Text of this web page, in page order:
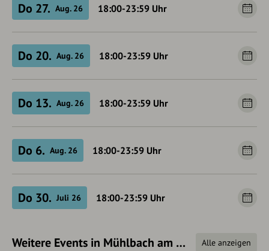
Do 27. Aug. 26 18:00-23:59 Uhr
Do 20. Aug. 26 18:00-23:59 Uhr
Do 13. Aug. 26 18:00-23:59 Uhr
Do 6. Aug. 26 18:00-23:59 Uhr
Do 30. Juli 26 18:00-23:59 Uhr
Weitere Events in Mühlbach am Hochkönig Alle anzeigen